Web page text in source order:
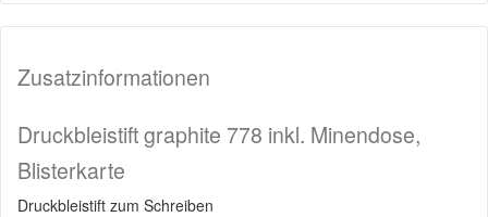
Zusatzinformationen
Druckbleistift graphite 778 inkl. Minendose,
Blisterkarte
Druckbleistift zum Schreiben